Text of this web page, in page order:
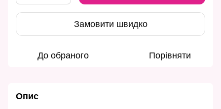
Замовити швидко
До обраного Порівняти
Опис